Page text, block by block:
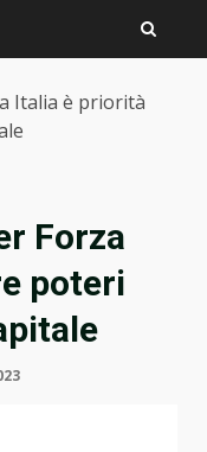
Italia è priorità
Forza
poteri